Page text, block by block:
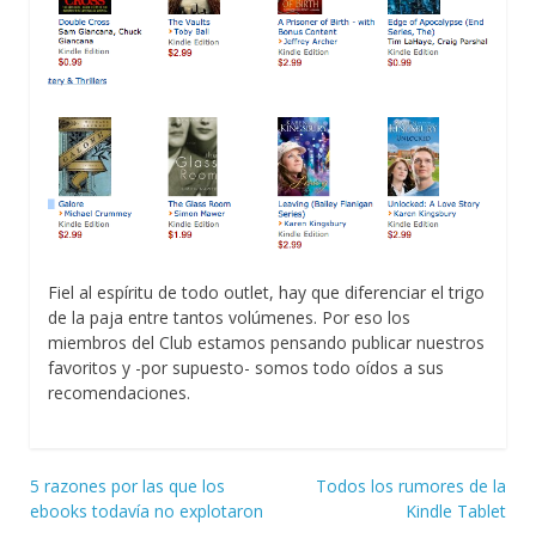
Fiel al espíritu de todo outlet, hay que diferenciar el trigo
de la paja entre tantos volúmenes. Por eso los
miembros del Club estamos pensando publicar nuestros
favoritos y -por supuesto- somos todo oídos a sus
recomendaciones.
Navegación
de
5 razones por las que los
ebooks todavía no explotaron
Todos los rumores de la
Kindle Tablet